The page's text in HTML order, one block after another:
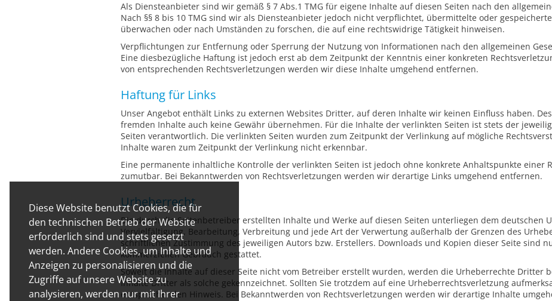
Diese Website benutzt Cookies, die für
den technischen Betrieb der Website
erforderlich sind und stets gesetzt
werden. Andere Cookies, um Inhalte und
Anzeigen zu personalisieren und die
Zugriffe auf unsere Website zu
analysieren, werden nur mit Ihrer
Als Diensteanbieter sind wir gemäß § 7 Abs.1 TMG für eigene Inhalte auf diesen Seiten nach den
Nach §§ 8 bis 10 TMG sind wir als Diensteanbieter jedoch nicht verpflichtet, übermittelte oder
überwachen oder nach Umständen zu forschen, die auf eine rechtswidrige Tätigkeit hinweisen.
Verpflichtungen zur Entfernung oder Sperrung der Nutzung von Informationen nach den allgemeinen
Eine diesbezügliche Haftung ist jedoch erst ab dem Zeitpunkt der Kenntnis einer konkreten
von entsprechenden Rechtsverletzungen werden wir diese Inhalte umgehend entfernen.
Haftung für Links
Unser Angebot enthält Links zu externen Websites Dritter, auf deren Inhalte wir keinen Einfluss haben.
fremden Inhalte auch keine Gewähr übernehmen. Für die Inhalte der verlinkten Seiten ist stets der
Seiten verantwortlich. Die verlinkten Seiten wurden zum Zeitpunkt der Verlinkung auf mögliche
Inhalte waren zum Zeitpunkt der Verlinkung nicht erkennbar.
Eine permanente inhaltliche Kontrolle der verlinkten Seiten ist jedoch ohne konkrete Anhaltspunkte einer
zumutbar. Bei Bekanntwerden von Rechtsverletzungen werden wir derartige Links umgehend entfernen.
Urheberrecht
Die durch die Seitenbetreiber erstellten Inhalte und Werke auf diesen Seiten unterliegen dem deutschen
Vervielfältigung, Bearbeitung, Verbreitung und jede Art der Verwertung außerhalb der Grenzen des
schriftlichen Zustimmung des jeweiligen Autors bzw. Erstellers. Downloads und Kopien dieser Seite sind
kommerziellen Gebrauch gestattet.
Soweit die Inhalte auf dieser Seite nicht vom Betreiber erstellt wurden, werden die Urheberrechte Dritter
Inhalte Dritter als solche gekennzeichnet. Sollten Sie trotzdem auf eine Urheberrechtsverletzung
entsprechenden Hinweis. Bei Bekanntwerden von Rechtsverletzungen werden wir derartige Inhalte